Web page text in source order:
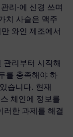
리-에 신경 쓰며
치 사슬은 맥주
와인 제조에서
관리부터 시작해
를 충족해야 하
습니다. 현재
체인에 정보를
러한 과제를 해결